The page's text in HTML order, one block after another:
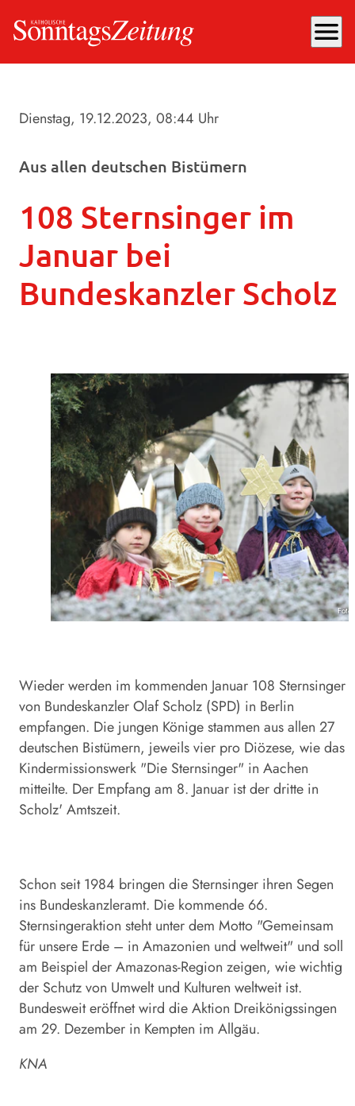
menu
Dienstag, 19.12.2023, 08:44 Uhr
Aus allen deutschen Bistümern
108 Sternsinger im
Januar bei
Bundeskanzler Scholz
Wieder werden im kommenden Januar 108 Sternsinger
von Bundeskanzler Olaf Scholz (SPD) in Berlin
empfangen. Die jungen Könige stammen aus allen 27
deutschen Bistümern, jeweils vier pro Diözese, wie das
Kindermissionswerk "Die Sternsinger" in Aachen
mitteilte. Der Empfang am 8. Januar ist der dritte in
Scholz' Amtszeit.
Schon seit 1984 bringen die Sternsinger ihren Segen
ins Bundeskanzleramt. Die kommende 66.
Sternsingeraktion steht unter dem Motto "Gemeinsam
für unsere Erde – in Amazonien und weltweit" und soll
am Beispiel der Amazonas-Region zeigen, wie wichtig
der Schutz von Umwelt und Kulturen weltweit ist.
Bundesweit eröffnet wird die Aktion Dreikönigssingen
am 29. Dezember in Kempten im Allgäu.
KNA